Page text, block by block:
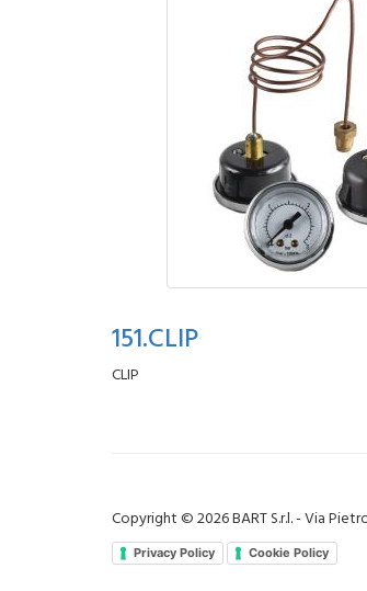
151.CLIP
CLIP
Copyright © 2026 BART S.r.l. - Via
Privacy Policy Cookie Policy